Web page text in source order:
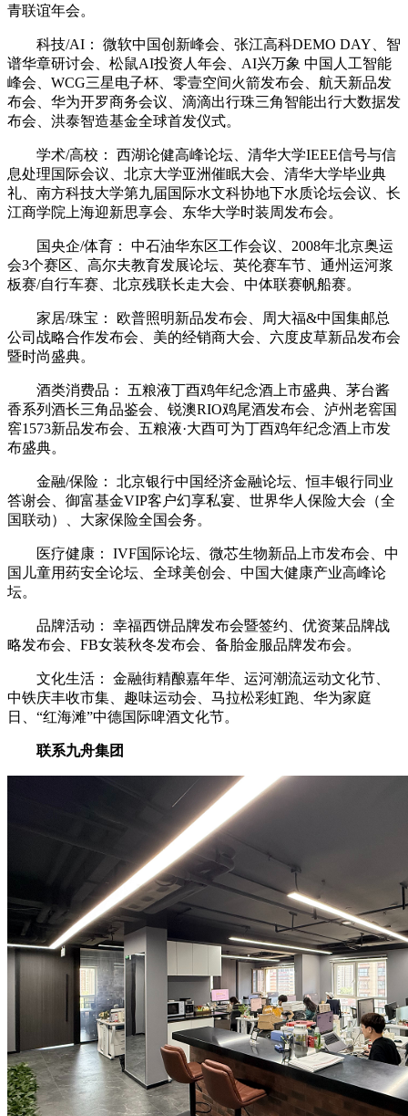
青联谊年会。
科技/AI： 微软中国创新峰会、张江高科DEMO DAY、智
谱华章研讨会、松鼠AI投资人年会、AI兴万象 中国人工智能
峰会、WCG三星电子杯、零壹空间火箭发布会、航天新品发
布会、华为开罗商务会议、滴滴出行珠三角智能出行大数据发
布会、洪泰智造基金全球首发仪式。
学术/高校： 西湖论健高峰论坛、清华大学IEEE信号与信
息处理国际会议、北京大学亚洲催眠大会、清华大学毕业典
礼、南方科技大学第九届国际水文科协地下水质论坛会议、长
江商学院上海迎新思享会、东华大学时装周发布会。
国央企/体育： 中石油华东区工作会议、2008年北京奥运
会3个赛区、高尔夫教育发展论坛、英伦赛车节、通州运河浆
板赛/自行车赛、北京残联长走大会、中体联赛帆船赛。
家居/珠宝： 欧普照明新品发布会、周大福&中国集邮总
公司战略合作发布会、美的经销商大会、六度皮草新品发布会
暨时尚盛典。
酒类消费品： 五粮液丁酉鸡年纪念酒上市盛典、茅台酱
香系列酒长三角品鉴会、锐澳RIO鸡尾酒发布会、泸州老窖国
窖1573新品发布会、五粮液·大酉可为丁酉鸡年纪念酒上市发
布盛典。
金融/保险： 北京银行中国经济金融论坛、恒丰银行同业
答谢会、御富基金VIP客户幻享私宴、世界华人保险大会（全
国联动）、大家保险全国会务。
医疗健康： IVF国际论坛、微芯生物新品上市发布会、中
国儿童用药安全论坛、全球美创会、中国大健康产业高峰论
坛。
品牌活动： 幸福西饼品牌发布会暨签约、优资莱品牌战
略发布会、FB女装秋冬发布会、备胎金服品牌发布会。
文化生活： 金融街精酿嘉年华、运河潮流运动文化节、
中铁庆丰收市集、趣味运动会、马拉松彩虹跑、华为家庭
日、“红海滩”中德国际啤酒文化节。
联系九舟集团